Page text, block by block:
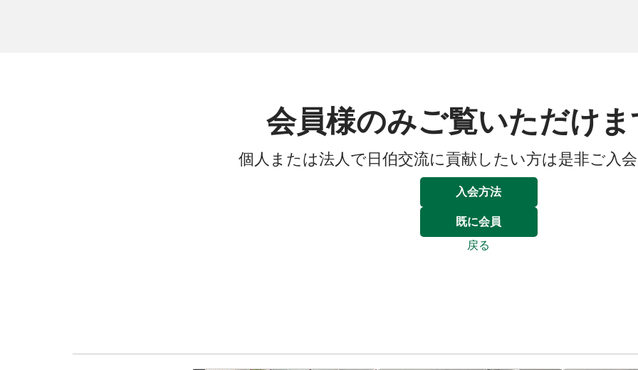
会員様のみご覧いただけ
個人または法人で日伯交流に貢献したい方は是非ご入
入会方法
既に会員
戻る